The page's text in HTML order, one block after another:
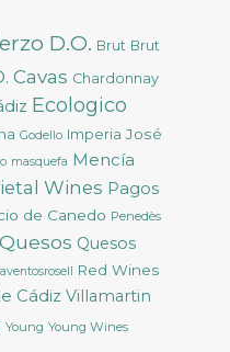
D.O. Brut Brut
Cavas Chardonnay
Ecologico
Godello Imperia José
masquefa Mencía
Wines Pagos
de Canedo Penedès
Quesos Quesos
Red Wines
Cádiz Villamartin
Young Young Wines